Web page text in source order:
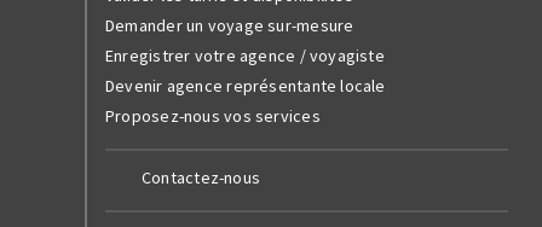
Demander un voyage sur-mesure
Enregistrer votre agence / voyagiste
Devenir agence représentante locale
Proposez-nous vos services
Contactez-nous